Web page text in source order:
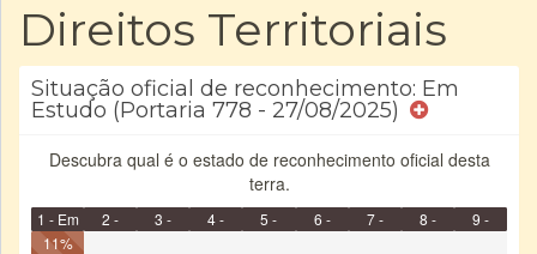
Direitos Territoriais
Situação oficial de reconhecimento: Em
Estudo (Portaria 778 - 27/08/2025)
Descubra qual é o estado de reconhecimento oficial desta
terra.
1 - Em
Identificação
2 -
3 -
4 -
5 -
6 -
7 -
8 -
9 -
11%